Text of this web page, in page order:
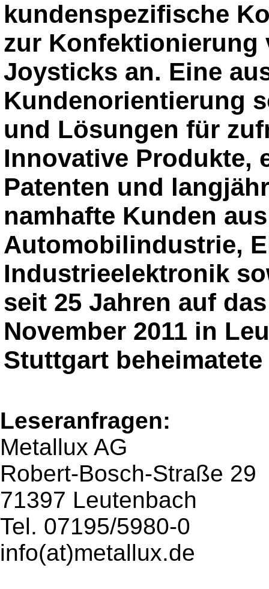
kundenspezifische
zur Konfektionierung
Joysticks an. Eine
Kundenorientierung
und Lösungen für
Innovative Produkte,
Patenten und
namhafte Kunden
Automobilindustrie,
Industrieelektronik
seit 25 Jahren auf
November 2011 in
Stuttgart
Leseranfragen:
Metallux AG
Robert-Bosch-Straße 29
71397 Leutenbach
Tel. 07195/5980-0
info(at)metallux.de